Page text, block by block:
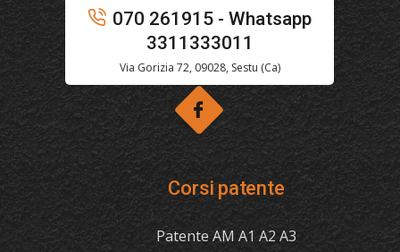
070 261915 - Whatsapp
3311333011
Via Gorizia 72, 09028, Sestu (Ca)
Corsi patente
Patente AM A1 A2 A3